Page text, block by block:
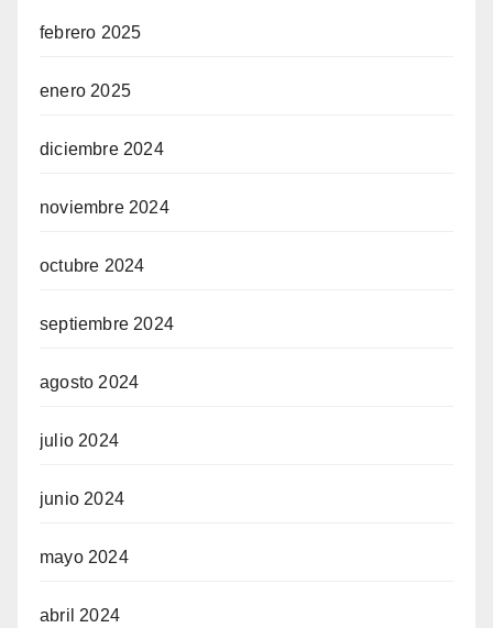
febrero 2025
enero 2025
diciembre 2024
noviembre 2024
octubre 2024
septiembre 2024
agosto 2024
julio 2024
junio 2024
mayo 2024
abril 2024